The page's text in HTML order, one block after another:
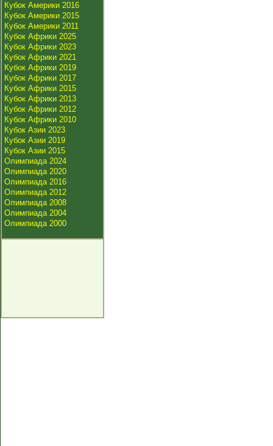
Кубок Америки 2016
Кубок Америки 2015
Кубок Америки 2011
Кубок Африки 2025
Кубок Африки 2023
Кубок Африки 2021
Кубок Африки 2019
Кубок Африки 2017
Кубок Африки 2015
Кубок Африки 2013
Кубок Африки 2012
Кубок Африки 2010
Кубок Азии 2023
Кубок Азии 2019
Кубок Азии 2015
Олимпиада 2024
Олимпиада 2020
Олимпиада 2016
Олимпиада 2012
Олимпиада 2008
Олимпиада 2004
Олимпиада 2000